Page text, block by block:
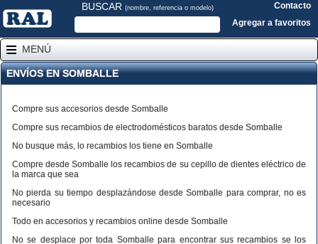
BUSCAR (nombre, referencia o modelo)
Contacto
Agregar a favoritos
MENÚ
ENVÍOS EN SOMBALLE
Compre sus accesorios desde Somballe
Compre sus recambios de electrodomésticos baratos desde Somballe
No busque más, lo recambios los tiene en Somballe
Compre desde Somballe los recambios de su cepillo de dientes eléctrico de
la marca que sea
No pierda su tiempo desplazándose desde Somballe para comprar, no es
necesario
Todo en accesorios y recambios online desde Somballe
No se desplace por toda Somballe para encontrar sus recambios se los